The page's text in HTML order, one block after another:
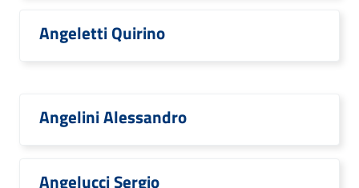
Angeletti Quirino
Angelini Alessandro
Angelucci Sergio